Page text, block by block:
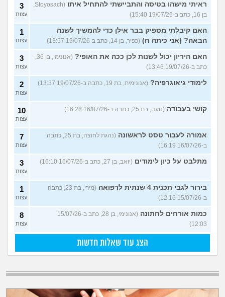
ראיתי מישהו בטיסה והתביישתי להתחיל איתו
(Stoyosach,
בן 16, כתב ב-19/07/26 15:40)
3
עצות
האם קיבלתי מספיק בבר אילן כדי להמשיך לשנה
הבאה? (אני כיתה ח) (כפיר, בן 14, כתב ב-19/07/26 13:57)
1
עצות
האם היריון יכול לשנות לכן ככה את האופי?
(אנונימי, בן 36,
כתב ב-19/07/26 13:46)
3
עצות
לימודי גיאוגרפיה? (אנונימית, בת 19, כתבה ב-19/07/26 13:37) 2
עצות
קושי בעבודה (נועה, בת 25, כתבה ב-16/07/26 16:28) 10
עצות
אמורה לעבור טסט לראשונה
(נהגת לחוצה, בת 25, כתבה
ב-16/07/26 16:19)
7
עצות
מתלבט על כיון לימודים (יואב, בן 27, כתב ב-16/07/26 16:10) 3
עצות
בירור לגבי תכנית 4 שנתית לרפואה
(מירי, בת 23, כתבה
ב-15/07/26 12:16)
1
עצות
כמות אורחים לחתונה
(אנונימי, בן 28, כתב ב-15/07/26
12:03)
8
עצות
הצג עוד שאלות חדשות